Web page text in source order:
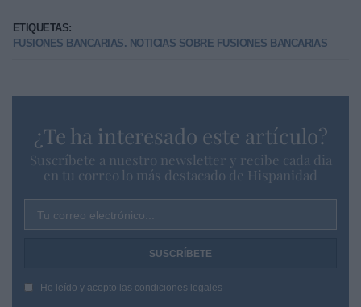
ETIQUETAS:
FUSIONES BANCARIAS. NOTICIAS SOBRE FUSIONES BANCARIAS
¿Te ha interesado este artículo?
Suscríbete a nuestro newsletter y recibe cada dia
en tu correo lo más destacado de Hispanidad
Tu correo electrónico...
He leído y acepto las condiciones legales